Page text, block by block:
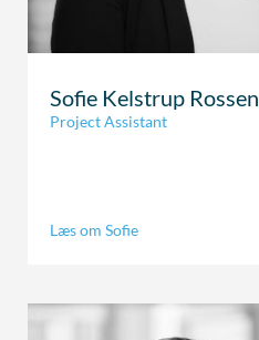
Sofie Kelstrup Rossen
Project Assistant
Læs om Sofie